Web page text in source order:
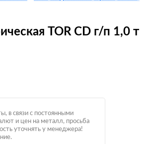
TOR CD г/п 1,0 т
в связи с постоянными
и цен на металл, просьба
уточнять у менеджера!